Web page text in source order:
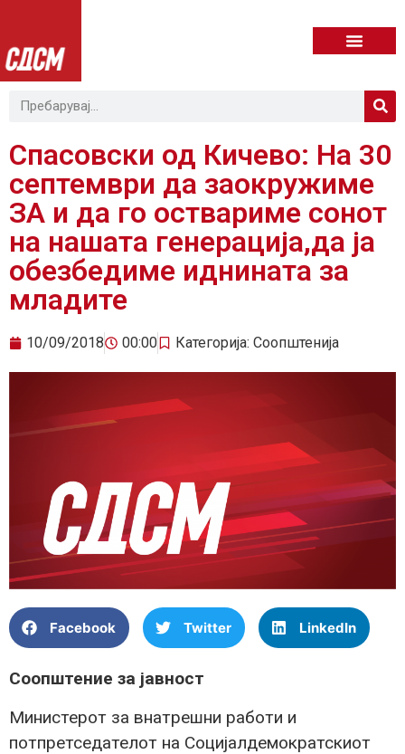
Спасовски од Кичево: На 30
септември да заокружиме
ЗА и да го оствариме сонот
на нашата генерација,да ја
обезбедиме иднината за
младите
10/09/2018 00:00 Категорија: Соопштенија
Facebook Twitter LinkedIn
Соопштение за јавност
Министерот за внатрешни работи и
потпретседателот на Социјалдемократскиот